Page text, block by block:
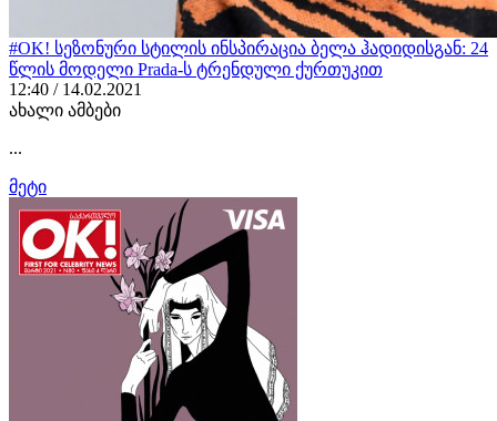
#OK! სეზონური სტილის ინსპირაცია ბელა ჰადიდისგან: 24
წლის მოდელი Prada-ს ტრენდული ქურთუკით
12:40 / 14.02.2021
ახალი ამბები
...
მეტი